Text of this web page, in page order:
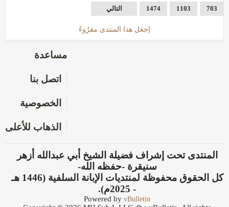
703
1103
1474 التالي
اِجعَل هذا المنتدى مقرُوءً
مساعدة
اتصل بنا
الخصوصية
الذهاب للأعلى
المنتدى تحت إشراف فضيلة الشيخ أبي عبدالله أزهر
سنيقرة -حفظه الله-
كل الحقوق محفوظة لمنتديات الإبانة السلفية (1446 هـ
- 2025م).
Powered by vBulletin